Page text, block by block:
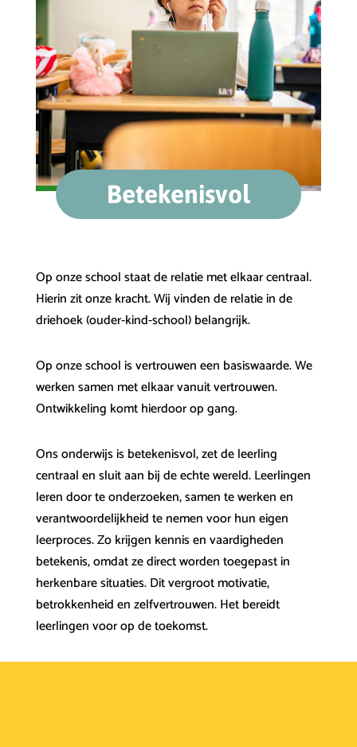
Betekenisvol
Op onze school staat de relatie met elkaar centraal.
Hierin zit onze kracht. Wij vinden de relatie in de
driehoek (ouder-kind-school) belangrijk.
Op onze school is vertrouwen een basiswaarde. We
werken samen met elkaar vanuit vertrouwen.
Ontwikkeling komt hierdoor op gang.
Ons onderwijs is betekenisvol, zet de leerling
centraal en sluit aan bij de echte wereld. Leerlingen
leren door te onderzoeken, samen te werken en
verantwoordelijkheid te nemen voor hun eigen
leerproces. Zo krijgen kennis en vaardigheden
betekenis, omdat ze direct worden toegepast in
herkenbare situaties. Dit vergroot motivatie,
betrokkenheid en zelfvertrouwen. Het bereidt
leerlingen voor op de toekomst.